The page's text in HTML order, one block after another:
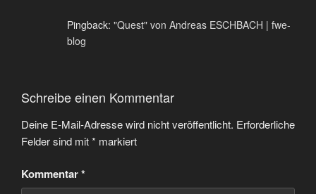
Pingback: "Quest" von Andreas ESCHBACH | fwe-
blog
Schreibe einen Kommentar
Deine E-Mail-Adresse wird nicht veröffentlicht. Erforderliche
Felder sind mit* markiert
Kommentar*